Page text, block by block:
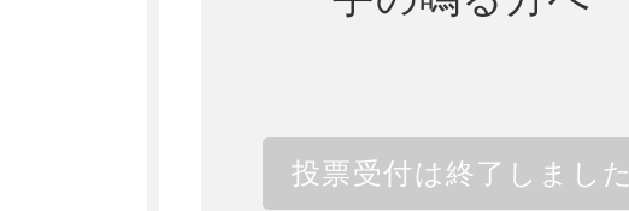
投票受付は終了しました